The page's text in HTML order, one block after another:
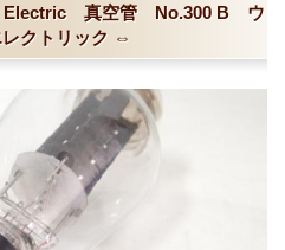
Electric 真空管 No.300 B ウ
レクトリック ⇔